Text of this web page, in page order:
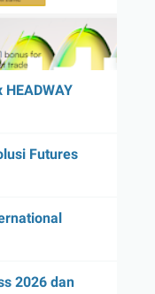
Futures
2026 dan